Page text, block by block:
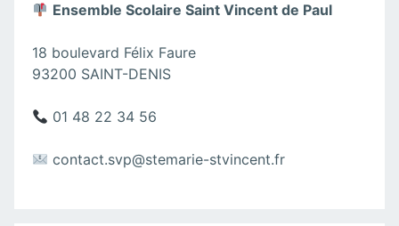
Ensemble Scolaire Saint Vincent de Paul
18 boulevard Félix Faure
93200 SAINT-DENIS
01 48 22 34 56
contact.svp@stemarie-stvincent.fr